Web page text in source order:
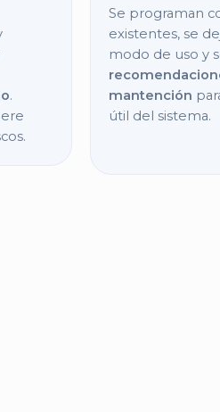
.
Se programan
existentes, se
modo de uso y
mantención
útil del sistema.